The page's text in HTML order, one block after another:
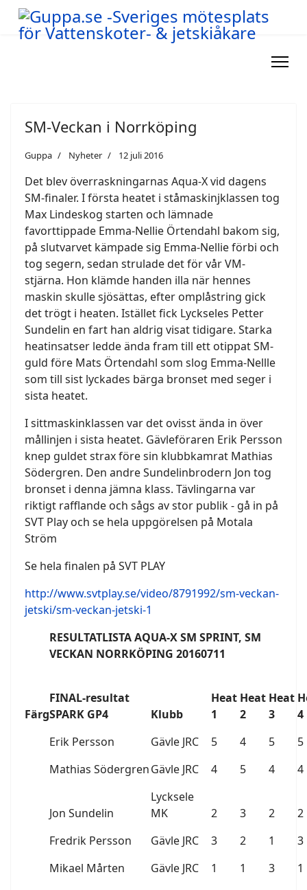
SM-Veckan i Norrköping
Guppa Nyheter 12 juli 2016
Det blev överraskningarnas Aqua-X vid dagens
SM-finaler. I första heatet i ståmaskinjklassen tog
Max Lindeskog starten och lämnade
favorttippade Emma-Nellie Örtendahl bakom sig,
på slutvarvet kämpade sig Emma-Nellie förbi och
tog segern, sedan strulade det för vår VM-
stjärna. Hon klämde handen illa när hennes
maskin skulle sjösättas, efter omplåstring gick
det trögt i heaten. Istället fick Lyckseles Petter
Sundelin en fart han aldrig visat tidigare. Starka
heatinsatser ledde ända fram till ett otippat SM-
guld före Mats Örtendahl som slog Emma-Nellle
som till sist lyckades bärga bronset med seger i
sista heatet.
I sittmaskinklassen var det ovisst ända in över
mållinjen i sista heatet. Gävleföraren Erik Persson
knep guldet strax före sin klubbkamrat Mathias
Södergren. Den andre Sundelinbrodern Jon tog
bronset i denna jämna klass. Tävlingarna var
riktigt rafflande och sågs av stor publik - gå in på
SVT Play och se hela uppgörelsen på Motala
Ström
Se hela finalen på SVT PLAY
http://www.svtplay.se/video/8791992/sm-veckan-
jetski/sm-veckan-jetski-1
RESULTATLISTA AQUA-X SM SPRINT, SM
VECKAN NORRKÖPING 20160711
Färg
FINAL-resultat
SPARK GP4
Klubb
Heat
1
Heat
2
Heat
3
4
Erik Persson
Gävle JRC 5 4 5
5
Mathias SödergrenGävle JRC 4 5 4 4
Jon Sundelin
Lycksele
MK
2 3 2
2
Fredrik Persson
Gävle JRC 3 2 1
3
Mikael Mårten
Gävle JRC 1 1 3 1